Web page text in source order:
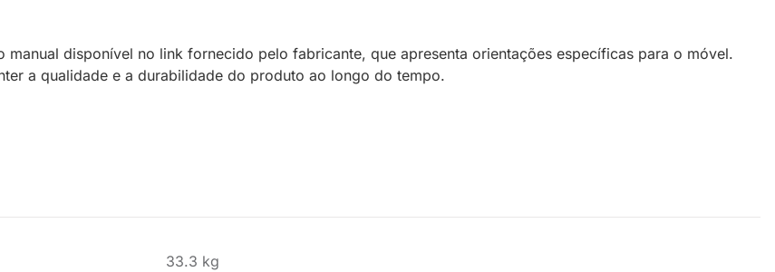
disponível no link fornecido pelo fabricante, que apresenta orientações específicas para o móvel.
a qualidade e a durabilidade do produto ao longo do tempo.
33.3 kg